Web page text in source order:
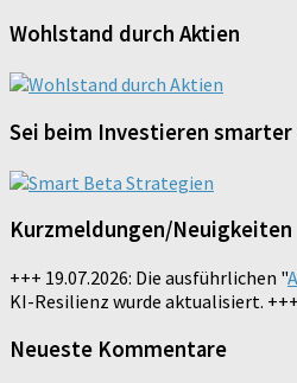
Wohlstand durch Aktien
Sei beim Investieren smarter
Kurzmeldungen/Neuigkeiten
+++ 19.07.2026: Die ausführlichen "
KI-Resilienz wurde aktualisiert. +++
Neueste Kommentare